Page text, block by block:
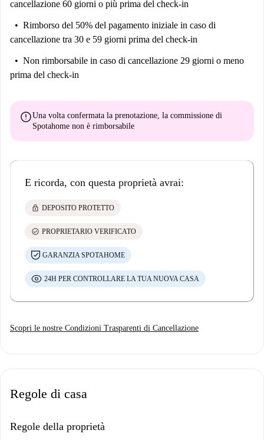
cancellazione 60 giorni o più prima del check-in
Rimborso del 50% del pagamento iniziale in caso di
cancellazione tra 30 e 59 giorni prima del check-in
Non rimborsabile in caso di cancellazione 29 giorni o meno
prima del check-in
errorUna volta confermata la prenotazione, la commissione di
Spotahome non è rimborsabile
E ricorda, con questa proprietà avrai:
lock DEPOSITO PROTETTO
check_circle PROPRIETARIO VERIFICATO
GARANZIA SPOTAHOME
24H PER CONTROLLARE LA TUA NUOVA CASA
Scopri le nostre Condizioni Trasparenti di Cancellazione
Regole di casa
Regole della proprietà